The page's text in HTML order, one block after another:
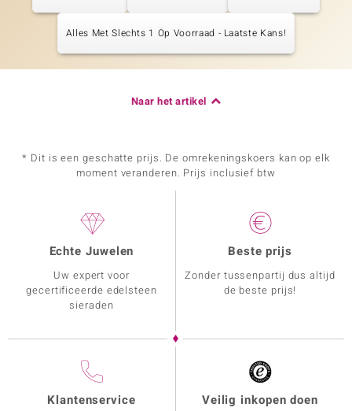
Alles Met Slechts 1 Op Voorraad - Laatste Kans!
Naar het artikel
* Dit is een geschatte prijs. De omrekeningskoers kan op elk
moment veranderen. Prijs inclusief btw
Echte Juwelen
Uw expert voor
gecertificeerde edelsteen
sieraden
Beste prijs
Zonder tussenpartij dus altijd
de beste prijs!
Klantenservice Veilig inkopen doen